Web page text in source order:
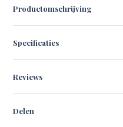
Productomschrijving
Specificaties
Reviews
Delen